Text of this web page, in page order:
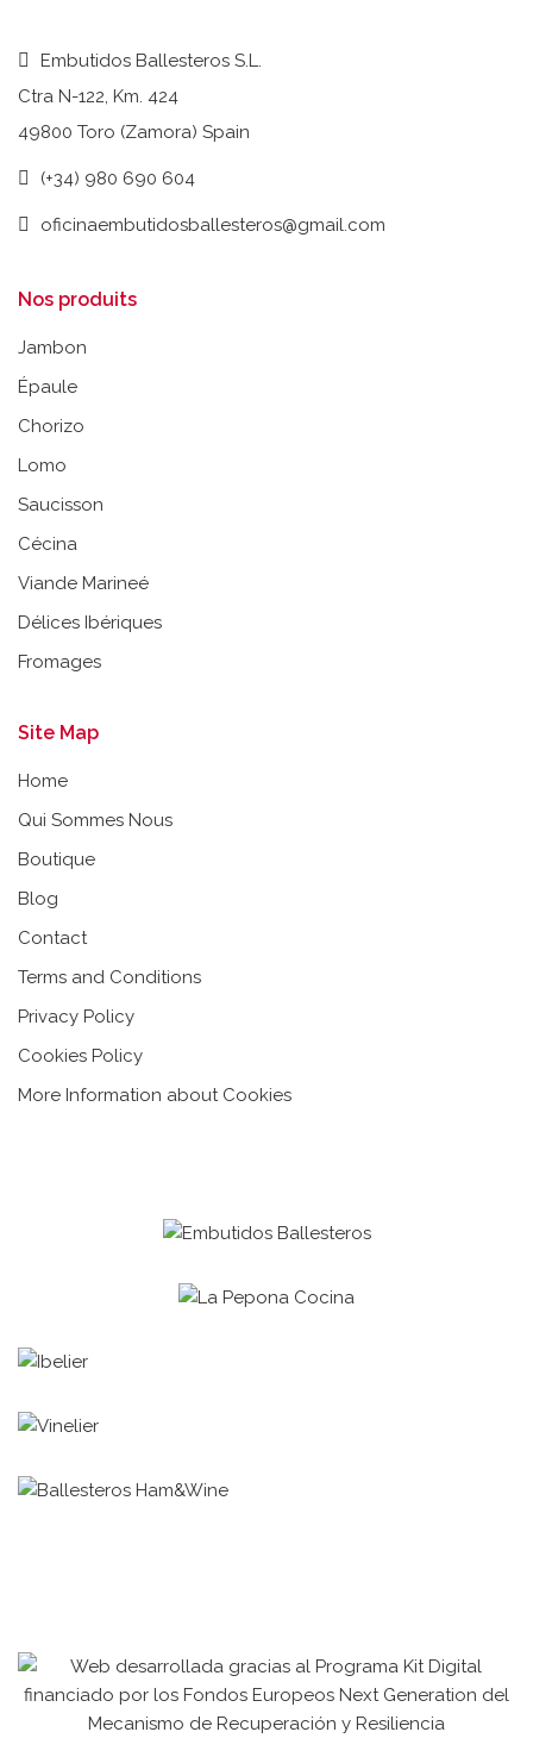
Embutidos Ballesteros S.L.
Ctra N-122, Km. 424
49800 Toro (Zamora) Spain
(+34) 980 690 604
oficinaembutidosballesteros@gmail.com
Nos produits
Jambon
Épaule
Chorizo
Lomo
Saucisson
Cécina
Viande Marineé
Délices Ibériques
Fromages
Site Map
Home
Qui Sommes Nous
Boutique
Blog
Contact
Terms and Conditions
Privacy Policy
Cookies Policy
More Information about Cookies